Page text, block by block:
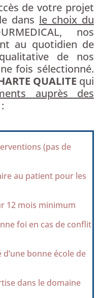
de votre projet
dans le choix du
nos
au quotidien de
de nos
fois sélectionné.
QUALITE qui
auprès des
:
(pas de
au patient pour les
12 mois minimum
foi en cas de conflit
bonne école de
dans le domaine